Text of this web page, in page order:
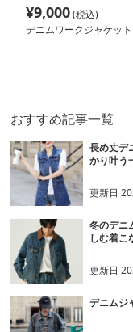
¥9,000(税込)
デニムワークジャケット
おすすめ記事一覧
長め丈デ
かり叶う
更新日
冬のデニ
しむ着こ
更新日
デニムジ